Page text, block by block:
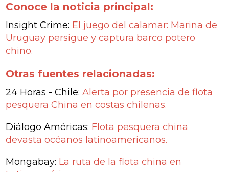
Conoce la noticia principal:
Insight Crime: El juego del calamar: Marina de
Uruguay persigue y captura barco potero
chino.
Otras fuentes relacionadas:
24 Horas - Chile:Alerta por presencia de flota
pesquera China en costas chilenas.
Diálogo Américas: Flota pesquera china
devasta océanos latinoamericanos.
Mongabay: La ruta de la flota china en